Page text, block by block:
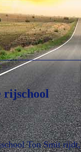
rijschool
Ton Smit rijdt,